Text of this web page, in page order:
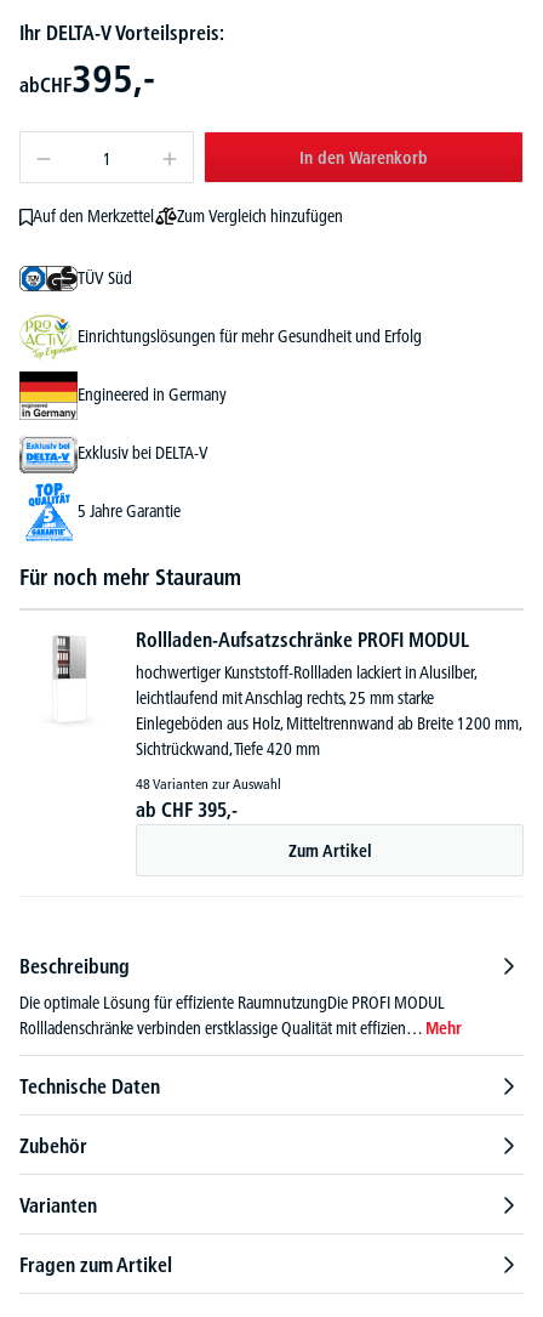
Ihr DELTA-V Vorteilspreis:
abCHF395,-
In den Warenkorb
Auf den Merkzettel Zum Vergleich hinzufügen
TÜV Süd
Einrichtungslösungen für mehr Gesundheit und Erfolg
Engineered in Germany
Exklusiv bei DELTA-V
5 Jahre Garantie
Für noch mehr Stauraum
Rollladen-Aufsatzschränke PROFI MODUL
hochwertiger Kunststoff-Rollladen lackiert in Alusilber,
leichtlaufend mit Anschlag rechts, 25 mm starke
Einlegeböden aus Holz, Mitteltrennwand ab Breite 1200 mm,
Sichtrückwand, Tiefe 420 mm
48 Varianten zur Auswahl
ab CHF 395,-
Zum Artikel
Beschreibung
Die optimale Lösung für effiziente RaumnutzungDie PROFI MODUL
Rollladenschränke verbinden erstklassige Qualität mit effizien… Mehr
Technische Daten
Zubehör
Varianten
Fragen zum Artikel